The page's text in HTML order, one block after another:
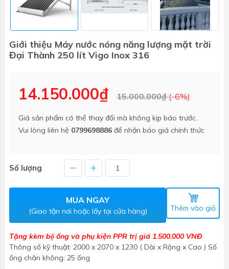
Giới thiệu Máy nước nóng năng lượng mặt trời
Đại Thành 250 lít Vigo Inox 316
14.150.000₫ 15.000.000₫(-6%)
Giá sản phẩm có thể thay đổi mà không kịp báo trước.
Vui lòng liên hệ 0799698886 để nhận báo giá chính thức
Số lượng
MUA NGAY
(Giao tận nơi hoặc lấy tại cửa hàng) Thêm vào giỏ
Tặng kèm bộ ống và phụ kiện PPR trị giá 1.500.000 VNĐ
Thông số kỹ thuật: 2000 x 2070 x 1230 ( Dài x Rộng x Cao ) Số
ống chân không: 25 ống